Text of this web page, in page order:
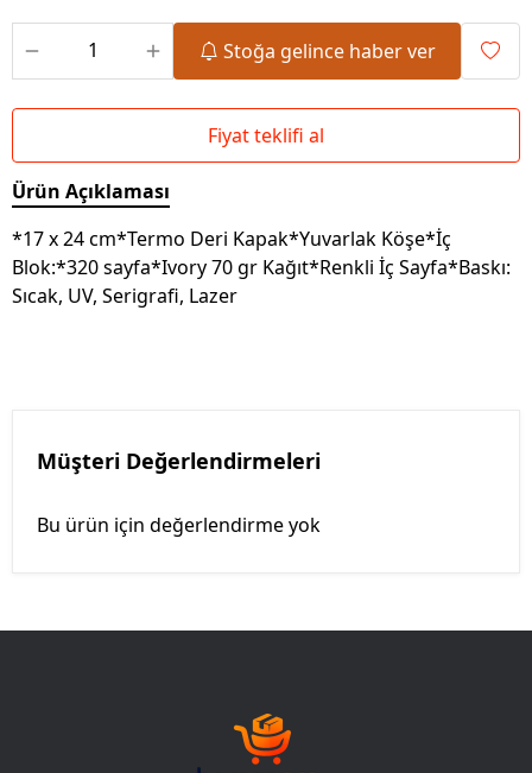
Stoğa gelince haber ver
Fiyat teklifi al
Ürün Açıklaması
*17 x 24 cm*Termo Deri Kapak*Yuvarlak Köşe*İç
Blok:*320 sayfa*Ivory 70 gr Kağıt*Renkli İç Sayfa*Baskı:
Sıcak, UV, Serigrafi, Lazer
Müşteri Değerlendirmeleri
Bu ürün için değerlendirme yok